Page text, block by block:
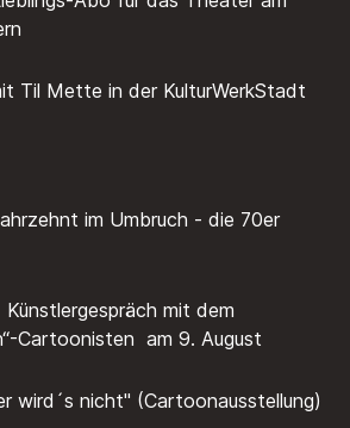
Til Mette in der KulturWerkStadt
im Umbruch - die 70er
mit dem
Cartoonisten am 9. August
wird´s nicht" (Cartoonausstellung)